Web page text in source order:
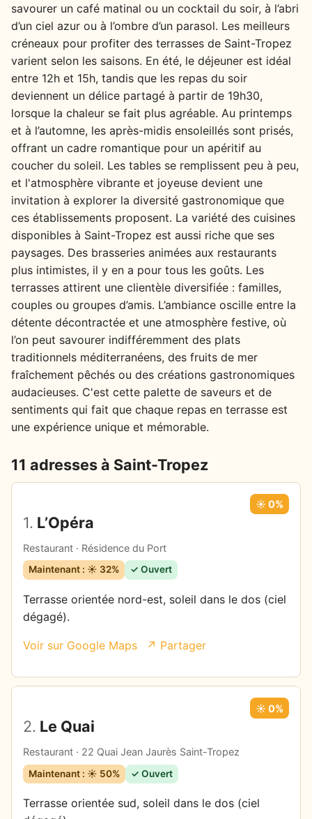
savourer un café matinal ou un cocktail du soir, à l’abri
d’un ciel azur ou à l’ombre d’un parasol. Les meilleurs
créneaux pour profiter des terrasses de Saint-Tropez
varient selon les saisons. En été, le déjeuner est idéal
entre 12h et 15h, tandis que les repas du soir
deviennent un délice partagé à partir de 19h30,
lorsque la chaleur se fait plus agréable. Au printemps
et à l’automne, les après-midis ensoleillés sont prisés,
offrant un cadre romantique pour un apéritif au
coucher du soleil. Les tables se remplissent peu à peu,
et l'atmosphère vibrante et joyeuse devient une
invitation à explorer la diversité gastronomique que
ces établissements proposent. La variété des cuisines
disponibles à Saint-Tropez est aussi riche que ses
paysages. Des brasseries animées aux restaurants
plus intimistes, il y en a pour tous les goûts. Les
terrasses attirent une clientèle diversifiée : familles,
couples ou groupes d’amis. L’ambiance oscille entre la
détente décontractée et une atmosphère festive, où
l’on peut savourer indifféremment des plats
traditionnels méditerranéens, des fruits de mer
fraîchement pêchés ou des créations gastronomiques
audacieuses. C'est cette palette de saveurs et de
sentiments qui fait que chaque repas en terrasse est
une expérience unique et mémorable.
11 adresses à Saint-Tropez
1. L’Opéra
Restaurant · Résidence du Port
☀️ 0%
Maintenant : ☀️ 32% ✓ Ouvert
Terrasse orientée nord-est, soleil dans le dos (ciel
dégagé).
Voir sur Google Maps ↗ Partager
2. Le Quai
Restaurant · 22 Quai Jean Jaurès Saint-Tropez
☀️ 0%
Maintenant : ☀️ 50% ✓ Ouvert
Terrasse orientée sud, soleil dans le dos (ciel